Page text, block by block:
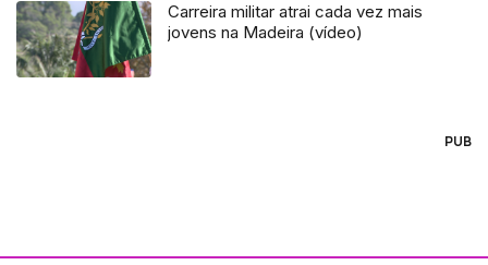
Carreira militar atrai cada vez mais
jovens na Madeira (vídeo)
PUB